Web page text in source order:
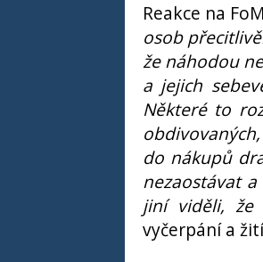
Reakce na
osob
že náhodou
a jejich
Některé to
do nákupů
nezaostávat
jiní viděli, že
vyčerpání a